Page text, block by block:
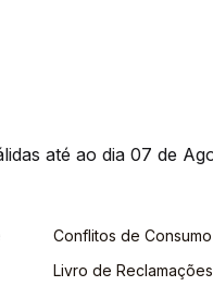
até ao dia 07 de
Conflitos de Consumo
Livro de Reclamações